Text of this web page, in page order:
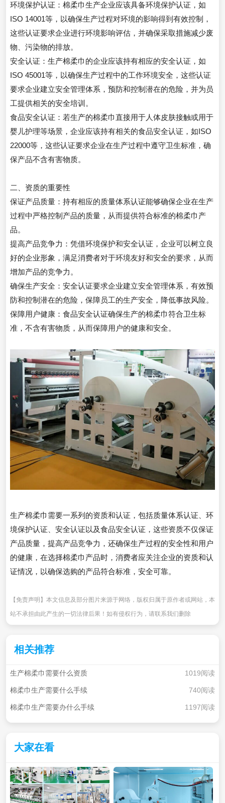
环境保护认证：棉柔巾生产企业应该具备环境保护认证，如
ISO 14001等，以确保生产过程对环境的影响得到有效控制，
这些认证要求企业进行环境影响评估，并确保采取措施减少废
物、污染物的排放。
安全认证：生产棉柔巾的企业应该持有相应的安全认证，如
ISO 45001等，以确保生产过程中的工作环境安全，这些认证
要求企业建立安全管理体系，预防和控制潜在的危险，并为员
工提供相关的安全培训。
食品安全认证：若生产的棉柔巾直接用于人体皮肤接触或用于
婴儿护理等场景，企业应该持有相关的食品安全认证，如ISO
22000等，这些认证要求企业在生产过程中遵守卫生标准，确
保产品不含有害物质。
二、资质的重要性
保证产品质量：持有相应的质量体系认证能够确保企业在生产
过程中严格控制产品的质量，从而提供符合标准的棉柔巾产
品。
提高产品竞争力：凭借环境保护和安全认证，企业可以树立良
好的企业形象，满足消费者对于环境友好和安全的要求，从而
增加产品的竞争力。
确保生产安全：安全认证要求企业建立安全管理体系，有效预
防和控制潜在的危险，保障员工的生产安全，降低事故风险。
保障用户健康：食品安全认证确保生产的棉柔巾符合卫生标
准，不含有害物质，从而保障用户的健康和安全。
生产棉柔巾需要一系列的资质和认证，包括质量体系认证、环
境保护认证、安全认证以及食品安全认证，这些资质不仅保证
产品质量，提高产品竞争力，还确保生产过程的安全性和用户
的健康，在选择棉柔巾产品时，消费者应关注企业的资质和认
证情况，以确保选购的产品符合标准，安全可靠。
【免责声明】本文信息及部分图片来源于网络，版权归属于原作者或网站，本
站不承担由此产生的一切法律后果！如有侵权行为，请联系我们删除
相关推荐
生产棉柔巾需要什么资质 1019阅读
棉柔巾生产需要什么手续 740阅读
棉柔巾生产需要办什么手续 1197阅读
大家在看